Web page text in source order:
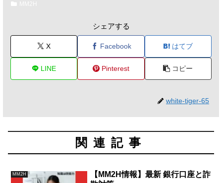
MM2H
シェアする
X Facebook はてブ
LINE Pinterest コピー
white-tiger-65
関連記事
MM2H
【MM2H情報】最新 銀行口座と詐